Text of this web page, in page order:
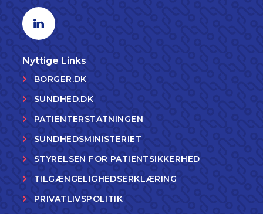
Linkedin profil
Nyttige Links
BORGER.DK
SUNDHED.DK
PATIENTERSTATNINGEN
SUNDHEDSMINISTERIET
STYRELSEN FOR PATIENTSIKKERHED
TILGÆNGELIGHEDSERKLÆRING
PRIVATLIVSPOLITIK